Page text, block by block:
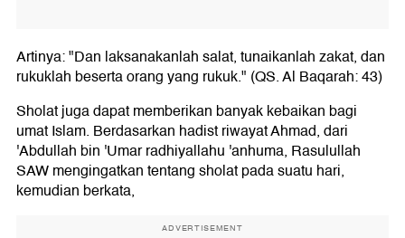
Artinya: "Dan laksanakanlah salat, tunaikanlah zakat, dan
rukuklah beserta orang yang rukuk." (QS. Al Baqarah: 43)
Sholat juga dapat memberikan banyak kebaikan bagi
umat Islam. Berdasarkan hadist riwayat Ahmad, dari
'Abdullah bin 'Umar radhiyallahu 'anhuma, Rasulullah
SAW mengingatkan tentang sholat pada suatu hari,
kemudian berkata,
ADVERTISEMENT